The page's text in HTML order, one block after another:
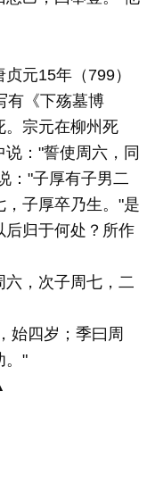
元15年（799）
有《下殇墓博
。宗元在柳州死
："誓使周六，同
："子厚有子男二
，子厚卒乃生。"是
后归于何处？所作
，次子周七，二
四岁；季曰周
。"